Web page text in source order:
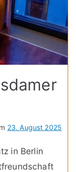
23. August 2025
in Berlin